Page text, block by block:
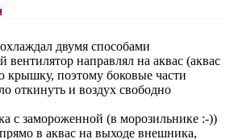
двумя способами
направлял на аквас (аквас
крышку, поэтому боковые части
откинуть и воздух свободно
с замороженной (в морозильнике :-))
в аквас на выходе внешника,